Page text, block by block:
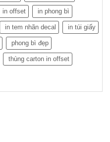
in offset in phong bì
in tem nhãn decal in túi giấy
phong bì đẹp
thùng carton in offset